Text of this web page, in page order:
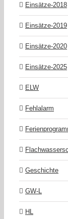
Einsätze-2018
Einsätze-2019
Einsätze-2020
Einsätze-2025
ELW
Fehlalarm
Geschichte
GW-L
HL